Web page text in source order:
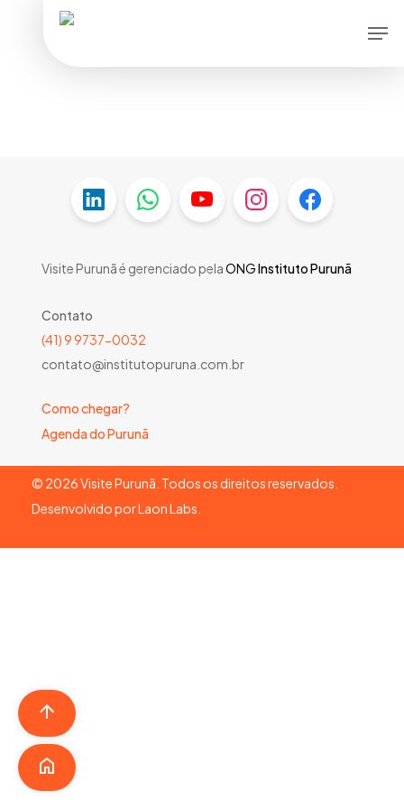
Visite Purunã é gerenciado pelaONGInstituto Purunã
Contato
(41) 9 9737-0032
contato@institutopuruna.com.br
Como chegar?
Agenda do Purunã
© 2026Visite Purunã. Todos os direitos reservados.
Desenvolvido porLaon Labs